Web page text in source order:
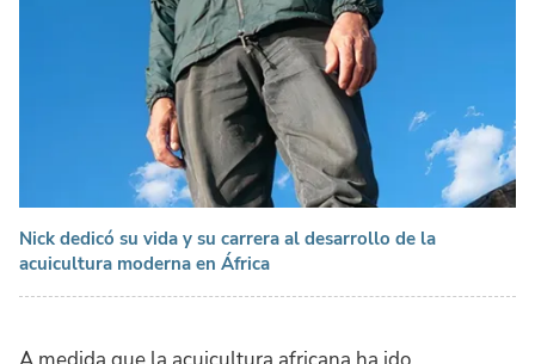
Nick dedicó su vida y su carrera al desarrollo de la
acuicultura moderna en África